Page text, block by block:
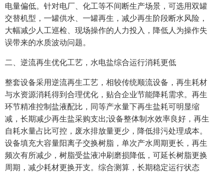
电量偏低。针对电厂、化工等不间断生产场景，可选用双罐
交替机型，一罐供水、一罐再生，减少再生阶段断水风险，
大幅减少人工巡检、现场操作的人力投入，降低人为操作失
误带来的水质波动问题。
二、逆流再生优化工艺，水电盐综合运行消耗更低
整套设备采用逆流再生工艺，相较传统顺流设备，再生耗材
与水资源消耗得到合理优化，贴合企业节能降耗需求。再生
环节精准控制盐液配比，同等产水量下再生盐耗可明显缩
减，长期减少再生盐采购支出;设备整体制水效率良好，再生
自耗水量占比可控，废水排放量更少，降低排污处理成本。
设备填充大容量阳离子交换树脂，单次产水周期更长，再生
频次有所减少，树脂受盐液冲刷磨损降低，可延长树脂更换
周期，减少耗材更换开支。综合测算，长期稳定运行状态